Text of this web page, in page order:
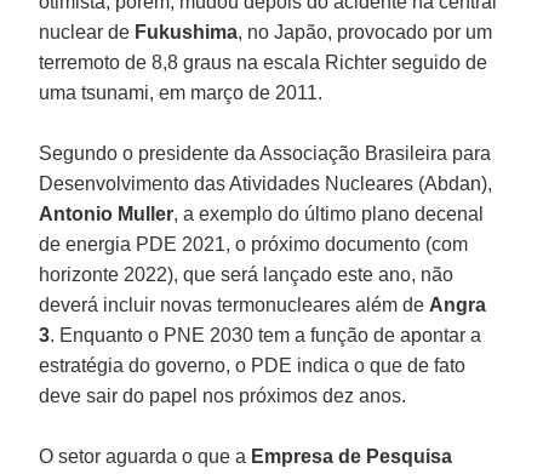
nuclear de Fukushima, no Japão, provocado por um
terremoto de 8,8 graus na escala Richter seguido de
uma tsunami, em março de 2011.
Segundo o presidente da Associação Brasileira para
Desenvolvimento das Atividades Nucleares (Abdan),
Antonio Muller, a exemplo do último plano decenal
de energia PDE 2021, o próximo documento (com
horizonte 2022), que será lançado este ano, não
deverá incluir novas termonucleares além de Angra
3. Enquanto o PNE 2030 tem a função de apontar a
estratégia do governo, o PDE indica o que de fato
deve sair do papel nos próximos dez anos.
O setor aguarda o que a Empresa de Pesquisa